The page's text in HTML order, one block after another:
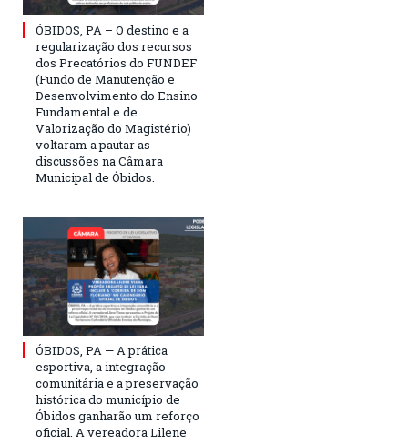
ÓBIDOS, PA – O destino e a
regularização dos recursos
dos Precatórios do FUNDEF
(Fundo de Manutenção e
Desenvolvimento do Ensino
Fundamental e de
Valorização do Magistério)
voltaram a pautar as
discussões na Câmara
Municipal de Óbidos.
ÓBIDOS, PA — A prática
esportiva, a integração
comunitária e a preservação
histórica do município de
Óbidos ganharão um reforço
oficial. A vereadora Lilene